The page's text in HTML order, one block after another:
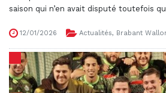
saison qui n’en avait disputé toutefois
12/01/2026 Actualités, Brabant